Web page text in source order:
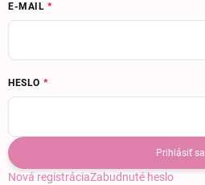
E-MAIL
HESLO
Prihlásiť sa
Nová registráciaZabudnuté heslo